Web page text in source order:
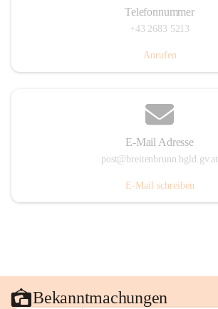
Telefonnummer
+43 2683 5213
Anrufen
E-Mail Adresse
post@breitenbrunn.bgld.gv.at
E-Mail schreiben
Bekanntmachungen